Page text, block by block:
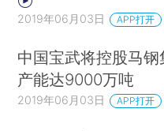
2019年06月03日 APP打开
中国宝武将控股马钢
产能达9000万吨
2019年06月03日 APP打开